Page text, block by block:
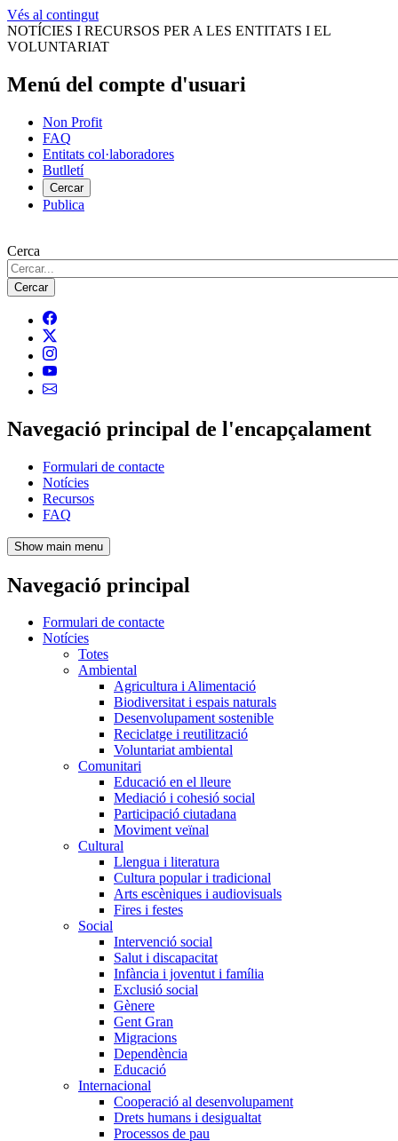
Vés al contingut
NOTÍCIES I RECURSOS PER A LES ENTITATS I EL
VOLUNTARIAT
Menú del compte d'usuari
Non Profit
FAQ
Entitats col·laboradores
Butlletí
Cercar
Publica
Cerca
Navegació principal de l'encapçalament
Formulari de contacte
Notícies
Recursos
FAQ
Show main menu
Navegació principal
Formulari de contacte
Notícies
Totes
Ambiental
Agricultura i Alimentació
Biodiversitat i espais naturals
Desenvolupament sostenible
Reciclatge i reutilització
Voluntariat ambiental
Comunitari
Educació en el lleure
Mediació i cohesió social
Participació ciutadana
Moviment veïnal
Cultural
Llengua i literatura
Cultura popular i tradicional
Arts escèniques i audiovisuals
Fires i festes
Social
Intervenció social
Salut i discapacitat
Infància i joventut i família
Exclusió social
Gènere
Gent Gran
Migracions
Dependència
Educació
Internacional
Cooperació al desenvolupament
Drets humans i desigualtat
Processos de pau